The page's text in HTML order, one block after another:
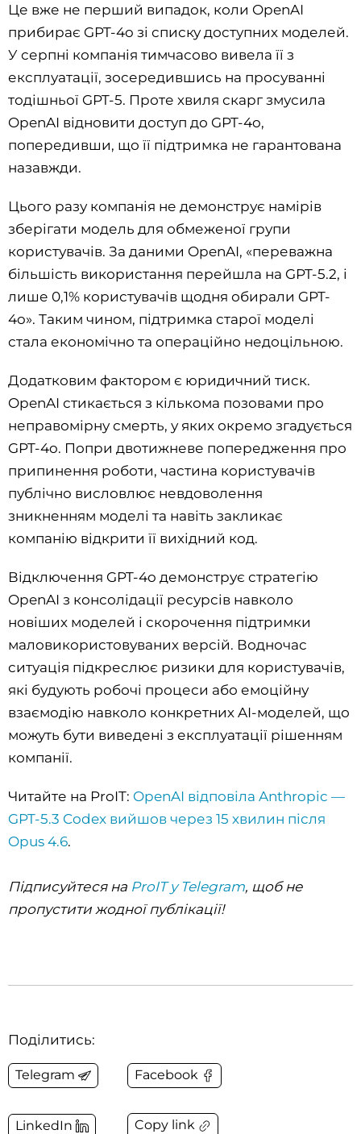
Це вже не перший випадок, коли OpenAI
прибирає GPT-4o зі списку доступних моделей.
У серпні компанія тимчасово вивела її з
експлуатації, зосередившись на просуванні
тодішньої GPT-5. Проте хвиля скарг змусила
OpenAI відновити доступ до GPT-4o,
попередивши, що її підтримка не гарантована
назавжди.
Цього разу компанія не демонструє намірів
зберігати модель для обмеженої групи
користувачів. За даними OpenAI, «переважна
більшість використання перейшла на GPT-5.2, і
лише 0,1% користувачів щодня обирали GPT-
4o». Таким чином, підтримка старої моделі
стала економічно та операційно недоцільною.
Додатковим фактором є юридичний тиск.
OpenAI стикається з кількома позовами про
неправомірну смерть, у яких окремо згадується
GPT-4o. Попри двотижневе попередження про
припинення роботи, частина користувачів
публічно висловлює невдоволення
зникненням моделі та навіть закликає
компанію відкрити її вихідний код.
Відключення GPT-4o демонструє стратегію
OpenAI з консолідації ресурсів навколо
новіших моделей і скорочення підтримки
маловикористовуваних версій. Водночас
ситуація підкреслює ризики для користувачів,
які будують робочі процеси або емоційну
взаємодію навколо конкретних AI-моделей, що
можуть бути виведені з експлуатації рішенням
компанії.
Читайте на ProIT: OpenAI відповіла Anthropic —
GPT-5.3 Codex вийшов через 15 хвилин після
Opus 4.6.
Підписуйтеся на ProIT у Telegram, щоб не
пропустити жодної публікації!
Поділитись:
Telegram Facebook
LinkedIn Copy link